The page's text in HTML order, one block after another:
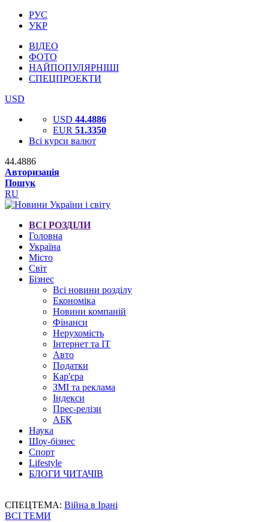
РУС
УКР
ВІДЕО
ФОТО
НАЙПОПУЛЯРНІШІ
СПЕЦПРОЕКТИ
USD
USD 44.4886
EUR 51.3350
Всі курси валют
44.4886
Авторизація
Пошук
RU
ВСІ РОЗДІЛИ
Головна
Україна
Місто
Світ
Бізнес
Всі новини розділу
Економіка
Новини компаній
Фінанси
Нерухомість
Інтернет та IT
Авто
Податки
Кар'єра
ЗМІ та реклама
Індекси
Прес-релізи
АБК
Наука
Шоу-бізнес
Спорт
Lifestyle
БЛОГИ ЧИТАЧІВ
СПЕЦТЕМА: Війна в Ірані
ВСІ ТЕМИ